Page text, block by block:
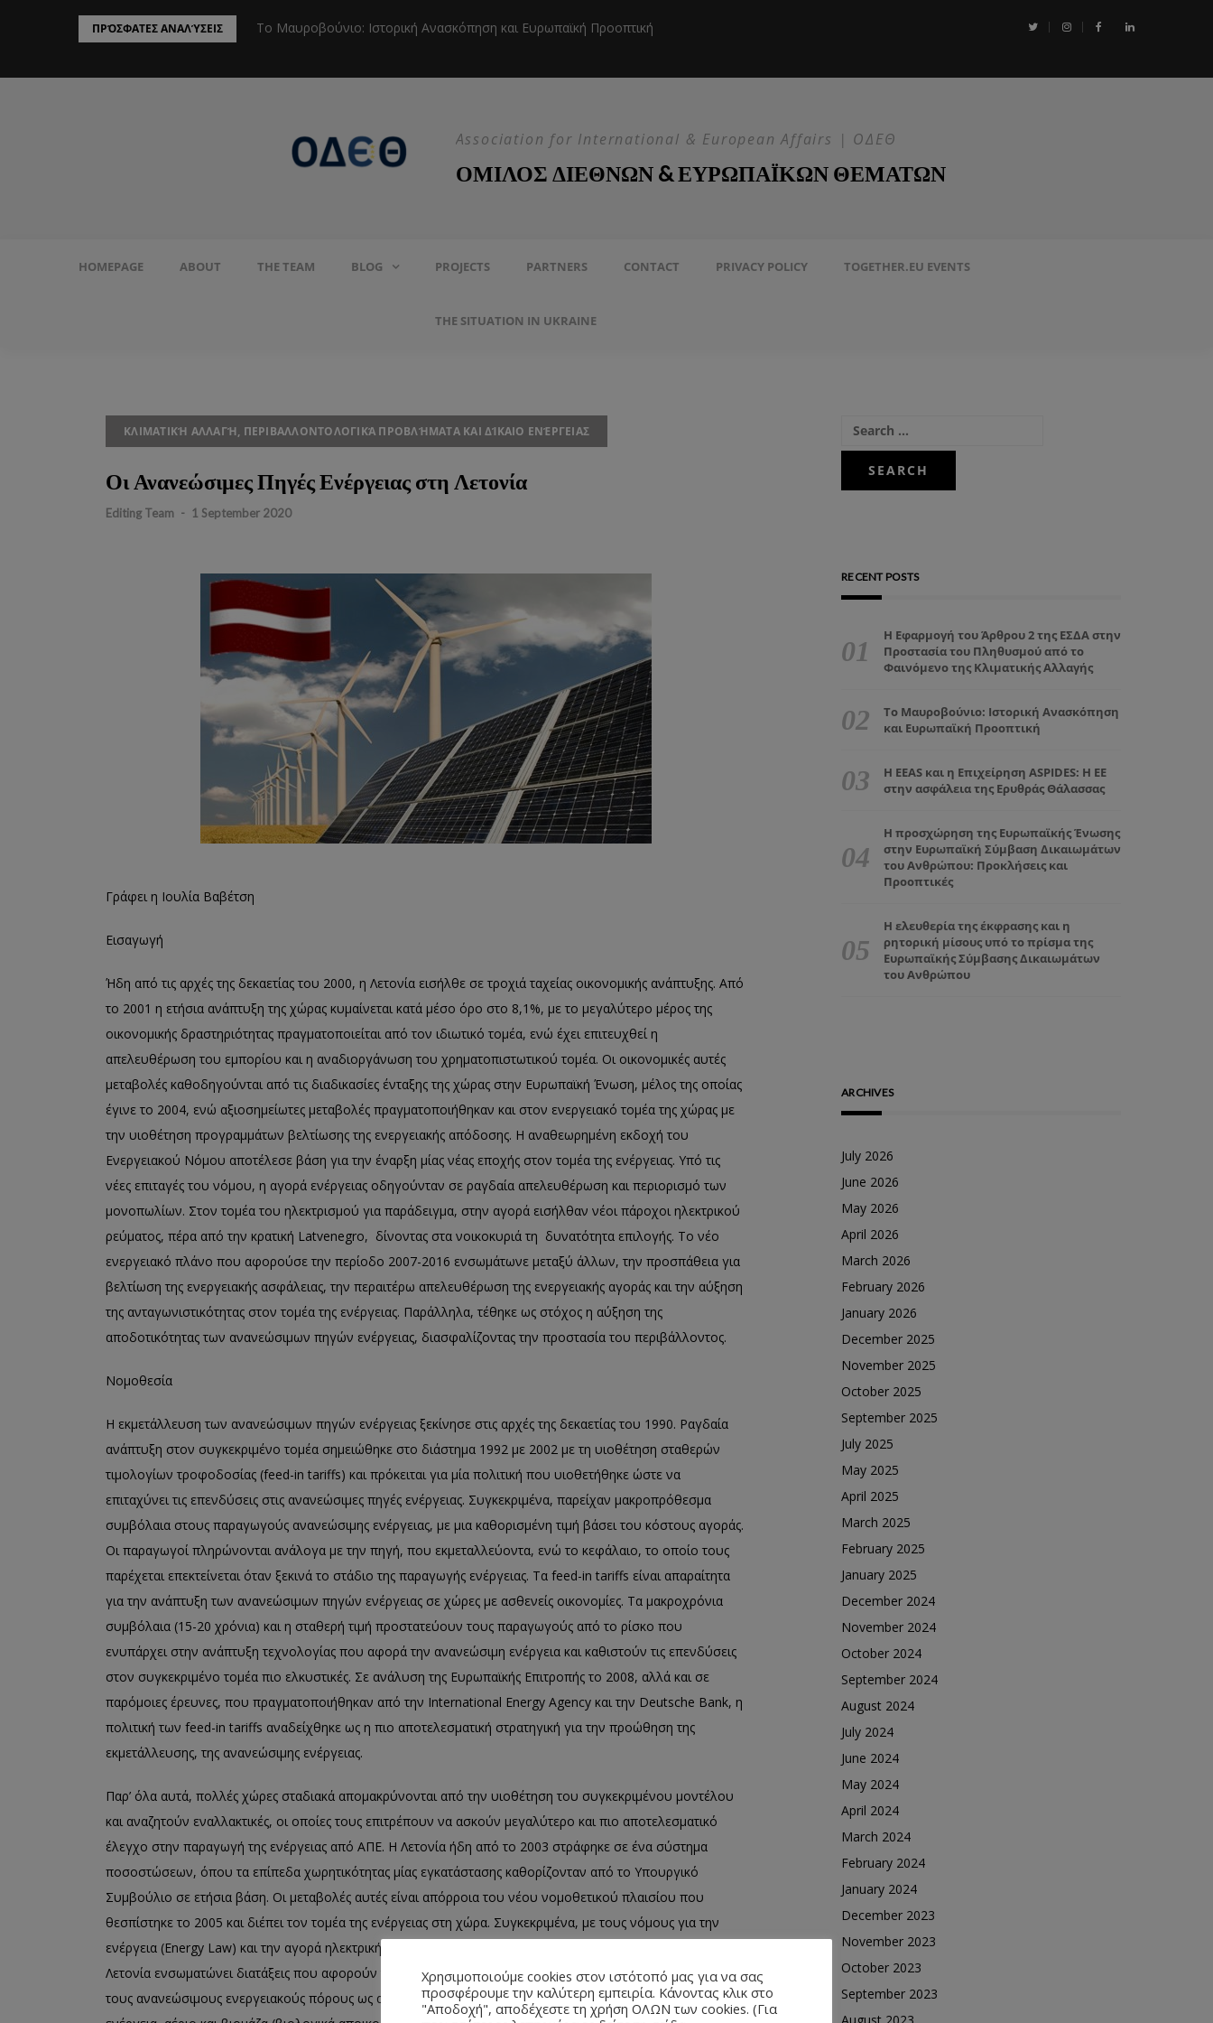
ΠΡΌΣΦΑΤΕΣ ΑΝΑΛΎΣΕΙΣ
Προστασία του Πληθυσμού από το Το Μαυροβούνιο: Ιστορική Ανασκόπηση και Ευρωπαϊκή Προοπτική Η EEAS και η Επιχείρηση ASPIDES: Η ΕΕ στην ασφάλεια της Ερυθράς
Association for International & European Affairs | ΟΔΕΘ
ΟΜΙΛΟΣ ΔΙΕΘΝΩΝ & ΕΥΡΩΠΑΪΚΩΝ ΘΕΜΑΤΩΝ
HOMEPAGE ABOUT THE TEAM BLOG PROJECTS PARTNERS CONTACT PRIVACY POLICY TOGETHER.EU EVENTS
THE SITUATION IN UKRAINE
ΚΛΙΜΑΤΙΚΉ ΑΛΛΑΓΉ, ΠΕΡΙΒΑΛΛΟΝΤΟΛΟΓΙΚΆ ΠΡΟΒΛΉΜΑΤΑ ΚΑΙ ΔΊΚΑΙΟ ΕΝΈΡΓΕΙΑΣ
Οι Ανανεώσιμες Πηγές Ενέργειας στη Λετονία
Editing Team - 1 September 2020
Γράφει η Ιουλία Βαβέτση
Εισαγωγή
Ήδη από τις αρχές της δεκαετίας του 2000, η Λετονία εισήλθε σε τροχιά ταχείας οικονομικής ανάπτυξης. Από
το 2001 η ετήσια ανάπτυξη της χώρας κυμαίνεται κατά μέσο όρο στο 8,1%, με το μεγαλύτερο μέρος της
οικονομικής δραστηριότητας πραγματοποιείται από τον ιδιωτικό τομέα, ενώ έχει επιτευχθεί η
απελευθέρωση του εμπορίου και η αναδιοργάνωση του χρηματοπιστωτικού τομέα. Οι οικονομικές αυτές
μεταβολές καθοδηγούνται από τις διαδικασίες ένταξης της χώρας στην Ευρωπαϊκή Ένωση, μέλος της οποίας
έγινε το 2004, ενώ αξιοσημείωτες μεταβολές πραγματοποιήθηκαν και στον ενεργειακό τομέα της χώρας με
την υιοθέτηση προγραμμάτων βελτίωσης της ενεργειακής απόδοσης. Η αναθεωρημένη εκδοχή του
Ενεργειακού Νόμου αποτέλεσε βάση για την έναρξη μίας νέας εποχής στον τομέα της ενέργειας. Υπό τις
νέες επιταγές του νόμου, η αγορά ενέργειας οδηγούνταν σε ραγδαία απελευθέρωση και περιορισμό των
μονοπωλίων. Στον τομέα του ηλεκτρισμού για παράδειγμα, στην αγορά εισήλθαν νέοι πάροχοι ηλεκτρικού
ρεύματος, πέρα από την κρατική Latvenegro, δίνοντας στα νοικοκυριά τη δυνατότητα επιλογής. Το νέο
ενεργειακό πλάνο που αφορούσε την περίοδο 2007-2016 ενσωμάτωνε μεταξύ άλλων, την προσπάθεια για
βελτίωση της ενεργειακής ασφάλειας, την περαιτέρω απελευθέρωση της ενεργειακής αγοράς και την αύξηση
της ανταγωνιστικότητας στον τομέα της ενέργειας. Παράλληλα, τέθηκε ως στόχος η αύξηση της
αποδοτικότητας των ανανεώσιμων πηγών ενέργειας, διασφαλίζοντας την προστασία του περιβάλλοντος.
Νομοθεσία
Η εκμετάλλευση των ανανεώσιμων πηγών ενέργειας ξεκίνησε στις αρχές της δεκαετίας του 1990. Ραγδαία
ανάπτυξη στον συγκεκριμένο τομέα σημειώθηκε στο διάστημα 1992 με 2002 με τη υιοθέτηση σταθερών
τιμολογίων τροφοδοσίας (feed-in tariffs) και πρόκειται για μία πολιτική που υιοθετήθηκε ώστε να
επιταχύνει τις επενδύσεις στις ανανεώσιμες πηγές ενέργειας. Συγκεκριμένα, παρείχαν μακροπρόθεσμα
συμβόλαια στους παραγωγούς ανανεώσιμης ενέργειας, με μια καθορισμένη τιμή βάσει του κόστους αγοράς.
Οι παραγωγοί πληρώνονται ανάλογα με την πηγή, που εκμεταλλεύοντα, ενώ το κεφάλαιο, το οποίο τους
παρέχεται επεκτείνεται όταν ξεκινά το στάδιο της παραγωγής ενέργειας. Τα feed-in tariffs είναι απαραίτητα
για την ανάπτυξη των ανανεώσιμων πηγών ενέργειας σε χώρες με ασθενείς οικονομίες. Τα μακροχρόνια
συμβόλαια (15-20 χρόνια) και η σταθερή τιμή προστατεύουν τους παραγωγούς από το ρίσκο που
ενυπάρχει στην ανάπτυξη τεχνολογίας που αφορά την ανανεώσιμη ενέργεια και καθιστούν τις επενδύσεις
στον συγκεκριμένο τομέα πιο ελκυστικές. Σε ανάλυση της Ευρωπαϊκής Επιτροπής το 2008, αλλά και σε
παρόμοιες έρευνες, που πραγματοποιήθηκαν από την International Energy Agency και την Deutsche Bank, η
πολιτική των feed-in tariffs αναδείχθηκε ως η πιο αποτελεσματική στρατηγική για την προώθηση της
εκμετάλλευσης, της ανανεώσιμης ενέργειας.
Παρ’ όλα αυτά, πολλές χώρες σταδιακά απομακρύνονται από την υιοθέτηση του συγκεκριμένου μοντέλου
και αναζητούν εναλλακτικές, οι οποίες τους επιτρέπουν να ασκούν μεγαλύτερο και πιο αποτελεσματικό
έλεγχο στην παραγωγή της ενέργειας από ΑΠΕ. Η Λετονία ήδη από το 2003 στράφηκε σε ένα σύστημα
ποσοστώσεων, όπου τα επίπεδα χωρητικότητας μίας εγκατάστασης καθορίζονταν από το Υπουργικό
Συμβούλιο σε ετήσια βάση. Οι μεταβολές αυτές είναι απόρροια του νέου νομοθετικού πλαισίου που
θεσπίστηκε το 2005 και διέπει τον τομέα της ενέργειας στη χώρα. Συγκεκριμένα, με τους νόμους για την
ενέργεια (Energy Law) και την αγορά ηλεκτρικής ενέργειας ( Energy Market Law), αλλά και με κανόνες, η
Λετονία ενσωματώνει διατάξεις που αφορούν τις ΑΠΕ. Αναλυτικότερα, ο ενεργειακός νόμος ορίζει γενικά
τους ανανεώσιμους ενεργειακούς πόρους ως αιολικό, ηλιακό, γεωθερμικό, παλιρροιακή και υδατική
RECENT POSTS
Η Εφαρμογή του Άρθρου 2 της ΕΣΔΑ στην
Προστασία του Πληθυσμού από το
Φαινόμενο της Κλιματικής Αλλαγής
Το Μαυροβούνιο: Ιστορική Ανασκόπηση
και Ευρωπαϊκή Προοπτική
Η EEAS και η Επιχείρηση ASPIDES: Η ΕΕ
στην ασφάλεια της Ερυθράς Θάλασσας
Η προσχώρηση της Ευρωπαϊκής Ένωσης
στην Ευρωπαϊκή Σύμβαση Δικαιωμάτων
του Ανθρώπου: Προκλήσεις και
Προοπτικές
Η ελευθερία της έκφρασης και η
ρητορική μίσους υπό το πρίσμα της
Ευρωπαϊκής Σύμβασης Δικαιωμάτων
του Ανθρώπου
ARCHIVES
July 2026
June 2026
May 2026
April 2026
March 2026
February 2026
January 2026
December 2025
November 2025
October 2025
September 2025
July 2025
May 2025
April 2025
March 2025
February 2025
January 2025
December 2024
November 2024
October 2024
September 2024
August 2024
July 2024
June 2024
May 2024
April 2024
March 2024
February 2024
January 2024
December 2023
November 2023
October 2023
September 2023
Χρησιμοποιούμε cookies στον ιστότοπό μας για να σας
προσφέρουμε την καλύτερη εμπειρία. Κάνοντας κλικ στο
"Αποδοχή", αποδέχεστε τη χρήση ΟΛΩΝ των cookies. (Για